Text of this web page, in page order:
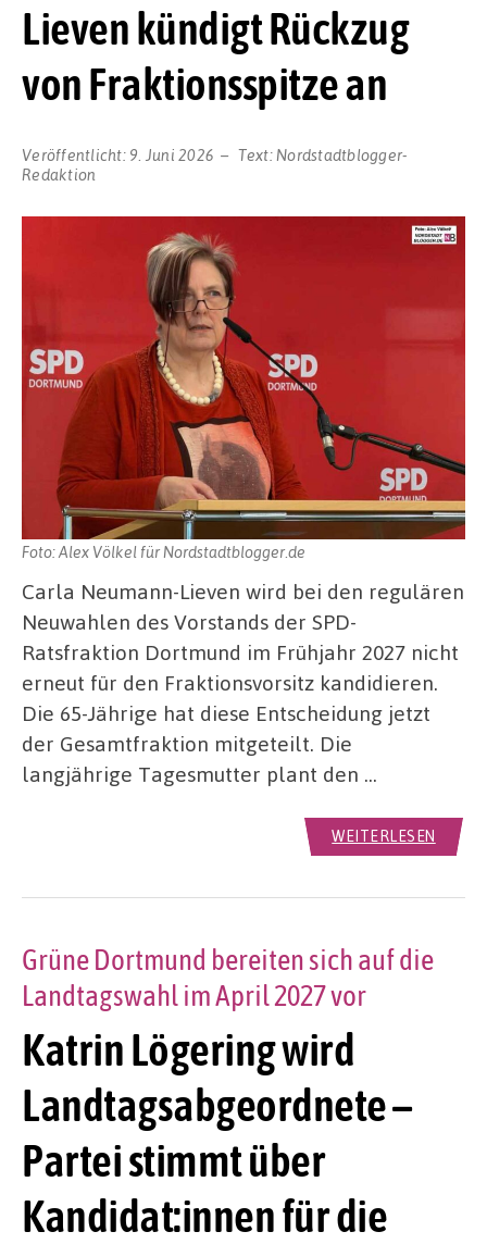
Lieven kündigt Rückzug
von Fraktionsspitze an
Veröffentlicht: 9. Juni 2026 Text: Nordstadtblogger-
Redaktion
Foto: Alex Völkel für Nordstadtblogger.de
Carla Neumann-Lieven wird bei den regulären
Neuwahlen des Vorstands der SPD-
Ratsfraktion Dortmund im Frühjahr 2027 nicht
erneut für den Fraktionsvorsitz kandidieren.
Die 65-Jährige hat diese Entscheidung jetzt
der Gesamtfraktion mitgeteilt. Die
langjährige Tagesmutter plant den …
WEITERLESEN
Katrin Lögering wird
Landtagsabgeordnete –
Partei stimmt über
Kandidat:innen für die
Grüne Dortmund bereiten sich auf die
Landtagswahl im April 2027 vor